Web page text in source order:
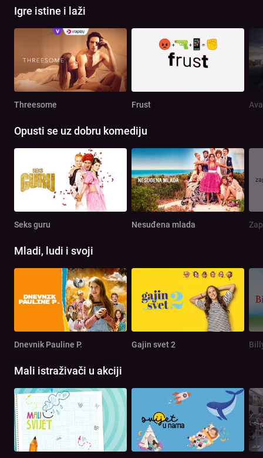
Igre istine i laži
Threesome Frust
Opusti se uz dobru komediju
Seks guru Nesuđena mlada
Mladi, ludi i svoji
Dnevnik Pauline P. Gajin svet 2
Mali istraživači u akciji